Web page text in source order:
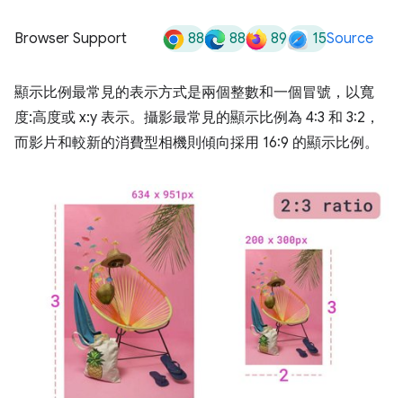
Browser Support 88 88 89 15Source
顯示比例最常見的表示方式是兩個整數和一個冒號，以寬
度:高度或 x:y 表示。攝影最常見的顯示比例為 4:3 和 3:2，
而影片和較新的消費型相機則傾向採用 16:9 的顯示比例。